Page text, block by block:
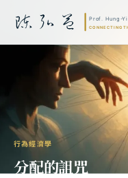
行為經濟學
分配的詛咒